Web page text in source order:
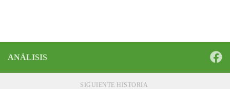
ANÁLISIS
SIGUIENTE HISTORIA